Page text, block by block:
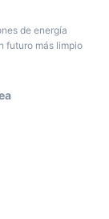
de energía
futuro más limpio